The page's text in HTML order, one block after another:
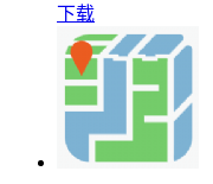
下载